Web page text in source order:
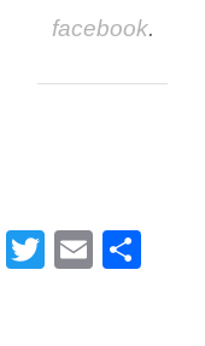
facebook.
Facebook
Twitter
Email